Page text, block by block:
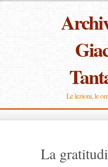
Le lezioni, le
La